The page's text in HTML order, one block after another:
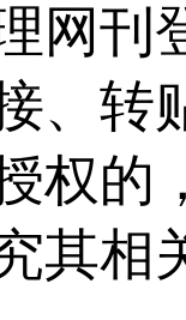
网刊
、转
权的
其相